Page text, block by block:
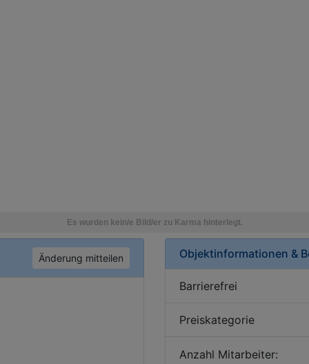
Änderung mitteilen Objektinformationen &
Barrierefrei
Preiskategorie
Anzahl Mitarbeiter: